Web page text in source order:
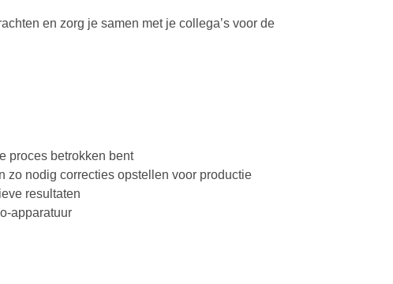
en zorg je samen met je collega’s voor de
proces betrokken bent
zo nodig correcties opstellen voor productie
resultaten
apparatuur